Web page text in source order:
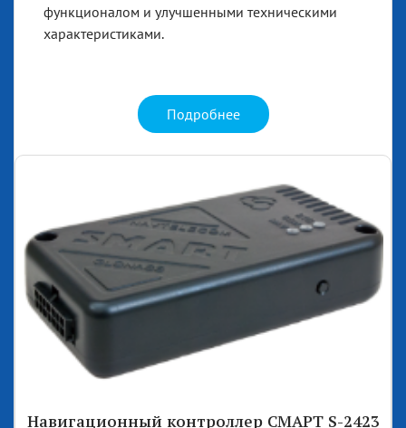
функционалом и улучшенными техническими
характеристиками.
Подробнее
Навигационный контроллер СМАРТ S-2423